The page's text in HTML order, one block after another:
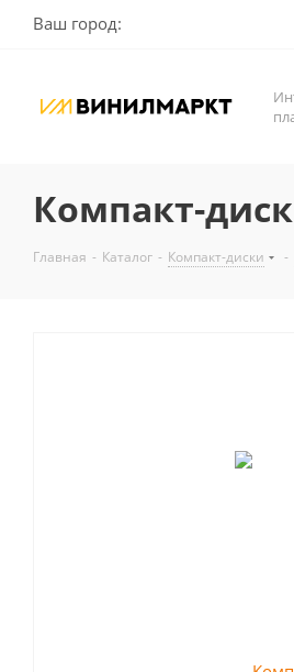
Ваш город:
Компакт-
Главная - Каталог - Компакт-диски -